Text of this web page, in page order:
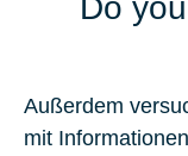
Do
Außerdem
mit